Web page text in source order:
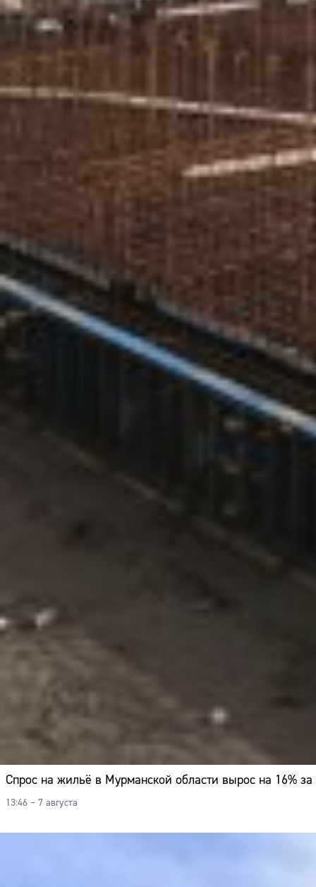
Спрос на жильё в Мурманской области вырос на 16% за
13:46 – 7 августа